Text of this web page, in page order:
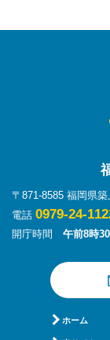
〒871-8585 福岡県
電話 0979-24-
開庁時間 午前8時
ホーム